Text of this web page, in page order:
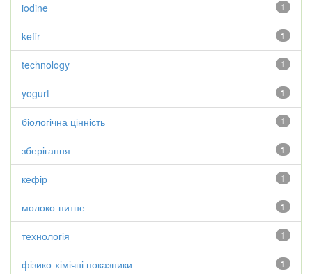
1
iodine
1
kefir
1
technology
1
yogurt
1
біологічна цінність
1
зберігання
1
кефір
1
молоко-питне
1
технологія
1
фізико-хімічні показники